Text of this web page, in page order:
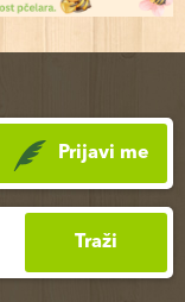
Prijavi me
Traži